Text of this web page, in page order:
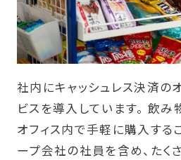
社内にキャッシュレス決済の
ビスを導入しています。 飲み
オフィス内で手軽に購入する
ープ会社の社員を含め、たく